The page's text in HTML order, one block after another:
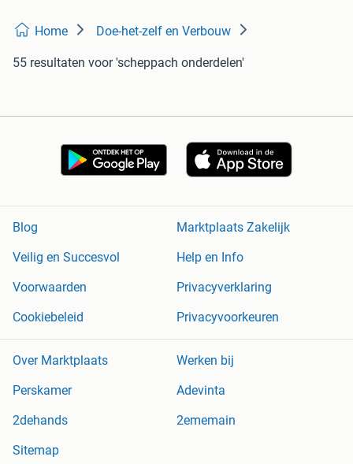
Home Doe-het-zelf en Verbouw
55 resultaten voor 'scheppach onderdelen'
Blog
Marktplaats Zakelijk
Veilig en Succesvol
Help en Info
Voorwaarden
Privacyverklaring
Cookiebeleid
Privacyvoorkeuren
Over Marktplaats
Werken bij
Perskamer
Adevinta
2dehands
2ememain
Sitemap